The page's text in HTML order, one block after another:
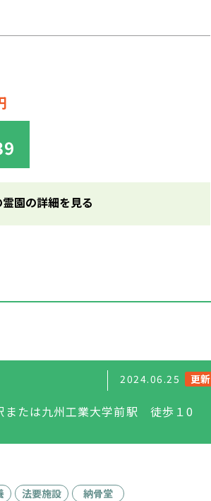
霊園の詳細を見る
2024.06.25 更新
たは九州工業大学前駅 徒歩１0
法要施設 納骨堂